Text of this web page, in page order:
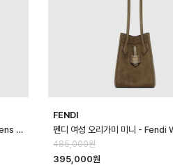
펜디 여성 오리가미 미니 - Fendi Womens Origami Mini - feb170…
FENDI
485,000원
395,000원